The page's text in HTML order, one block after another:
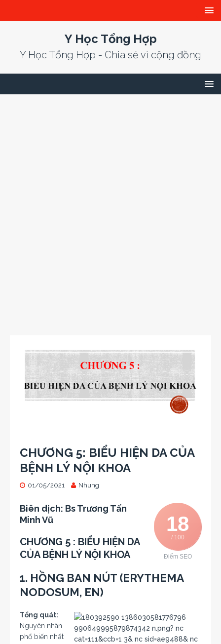
Y Học Tổng Hợp
Y Học Tổng Hợp - Chia sẻ vì cộng đồng
CHƯƠNG 5: BIỂU HIỆN DA CỦA
BỆNH LÝ NỘI KHOA
01/05/2021 Nhung
18
/ 100
Điểm SEO
Biên dịch: Bs Trương Tấn
Minh Vũ
CHƯƠNG 5 : BIỂU HIỆN DA
CỦA BỆNH LÝ NỘI KHOA
1. HỒNG BAN NÚT (ERYTHEMA
NODOSUM, EN)
Tổng quát:
Nguyên nhân
phổ biến nhất